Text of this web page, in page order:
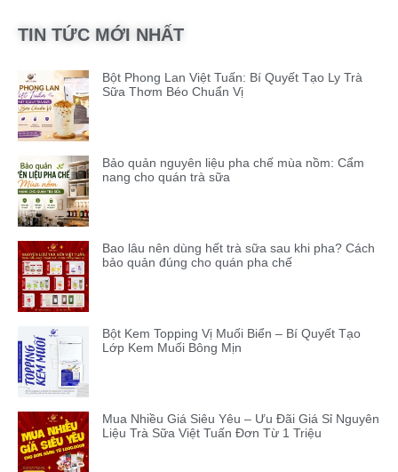
TIN TỨC MỚI NHẤT
Bột Phong Lan Việt Tuấn: Bí Quyết Tạo Ly Trà
Sữa Thơm Béo Chuẩn Vị
Bảo quản nguyên liệu pha chế mùa nồm: Cẩm
nang cho quán trà sữa
Bao lâu nên dùng hết trà sữa sau khi pha? Cách
bảo quản đúng cho quán pha chế
Bột Kem Topping Vị Muối Biển – Bí Quyết Tạo
Lớp Kem Muối Bông Mịn
Mua Nhiều Giá Siêu Yêu – Ưu Đãi Giá Sỉ Nguyên
Liệu Trà Sữa Việt Tuấn Đơn Từ 1 Triệu